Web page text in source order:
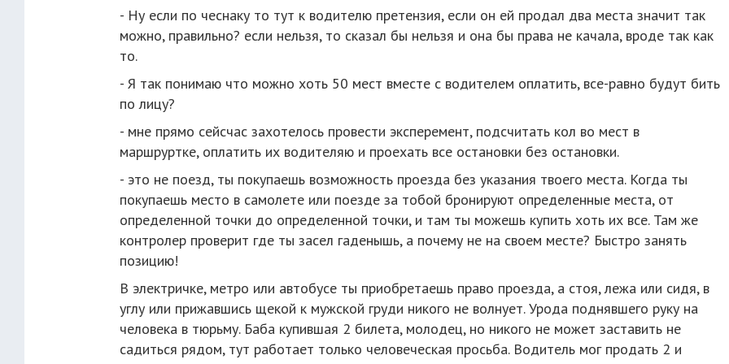
- Ну если по чеснаку то тут к водителю претензия, если он ей продал два места значит так
можно, правильно? если нельзя, то сказал бы нельзя и она бы права не качала, вроде так как
то.
- Я так понимаю что можно хоть 50 мест вместе с водителем оплатить, все-равно будут бить
по лицу?
- мне прямо сейсчас захотелось провести эксперемент, подсчитать кол во мест в
маршруртке, оплатить их водителяю и проехать все остановки без остановки.
- это не поезд, ты покупаешь возможность проезда без указания твоего места. Когда ты
покупаешь место в самолете или поезде за тобой бронируют определенные места, от
определенной точки до определенной точки, и там ты можешь купить хоть их все. Там же
контролер проверит где ты засел гаденышь, а почему не на своем месте? Быстро занять
позицию!
В электричке, метро или автобусе ты приобретаешь право проезда, а стоя, лежа или сидя, в
углу или прижавшись щекой к мужской груди никого не волнует. Урода поднявшего руку на
человека в тюрьму. Баба купившая 2 билета, молодец, но никого не может заставить не
садиться рядом, тут работает только человеческая просьба. Водитель мог продать 2 и